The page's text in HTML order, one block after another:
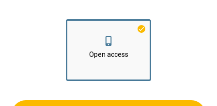
Open access